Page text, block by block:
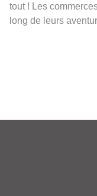
tout ! Les
long de leurs